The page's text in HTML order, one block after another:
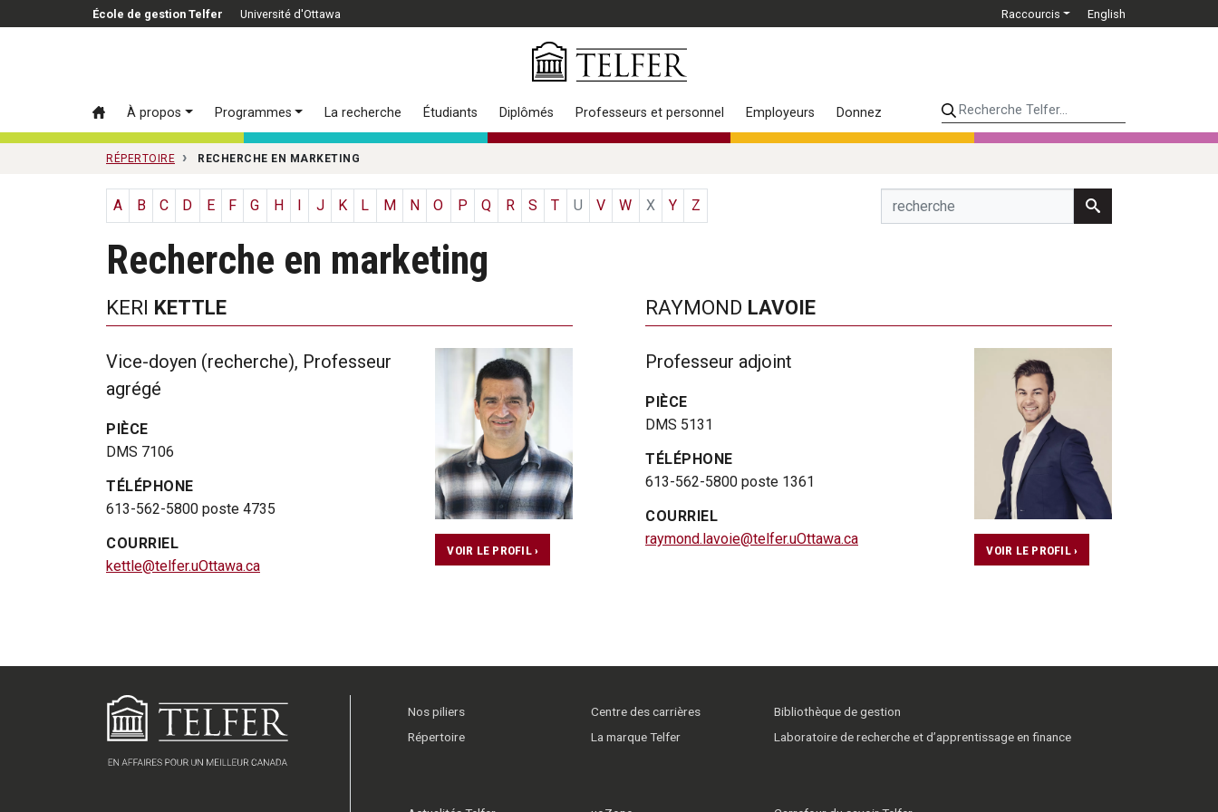
Passer au contenu principal
École de gestion Telfer Université d'Ottawa Raccourcis English
À propos Programmes La recherche Étudiants Diplômés Professeurs et personnel Employeurs DonnezRecherche Telfer...
RÉPERTOIRE RECHERCHE EN MARKETING
A B C D E F G H J K L M N O P Q R S T U V W X Y Z
Recherche en marketing
KERI KETTLE
Vice-doyen (recherche), Professeur
agrégé
PIÈCE
DMS 7106
TÉLÉPHONE
613-562-5800 poste 4735
COURRIEL
kettle@telfer.uOttawa.ca
VOIR LE PROFIL ›
RAYMOND LAVOIE
Professeur adjoint
PIÈCE
DMS 5131
TÉLÉPHONE
613-562-5800 poste 1361
COURRIEL
raymond.lavoie@telfer.uOttawa.ca
VOIR LE PROFIL ›
Nos piliers
Répertoire
Centre des carrières
La marque Telfer
Bibliothèque de gestion
Laboratoire de recherche et d’apprentissage en finance